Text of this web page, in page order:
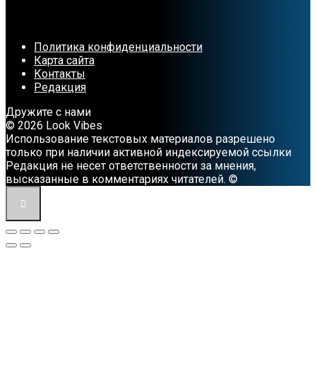
Политика конфиденциальности
Карта сайта
Контакты
Редакция
Дружите с нами
© 2026 Look Vibes
Использование текстовых материалов разрешено
только при наличии активной индексируемой ссылки
Редакция не несет ответственности за мнения,
высказанные в комментариях читателей. ©